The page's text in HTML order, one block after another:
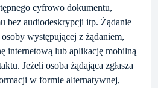
cyfrowo dokumentu,
bez audiodeskrypcji itp. Żądanie
występującej z żądaniem,
internetową lub aplikację mobilną
Jeżeli osoba żądająca zgłasza
w formie alternatywnej,